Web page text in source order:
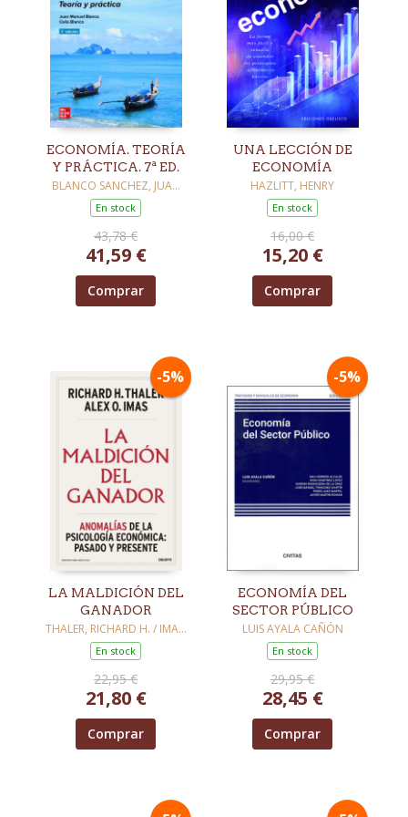
ECONOMÍA. TEORÍA
Y PRÁCTICA. 7ª ED.
BLANCO SANCHEZ, JUAN
MANUEL
En stock
43,78 €
41,59 €
Comprar
UNA LECCIÓN DE
ECONOMÍA
HAZLITT, HENRY
En stock
16,00 €
15,20 €
Comprar
-5%
LA MALDICIÓN DEL
GANADOR
THALER, RICHARD H. / IMAS,
ALEX O.
En stock
22,95 €
21,80 €
Comprar
-5%
ECONOMÍA DEL
SECTOR PÚBLICO
LUIS AYALA CAÑÓN
En stock
29,95 €
28,45 €
Comprar